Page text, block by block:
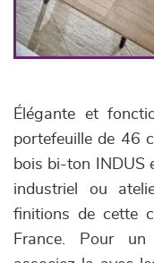
Élégante et
portefeuille de 46
bois bi-ton INDUS
industriel ou
finitions de cette
France. Pour